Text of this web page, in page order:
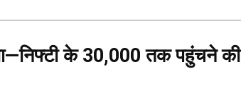
के 30,000 तक पहुंचने की